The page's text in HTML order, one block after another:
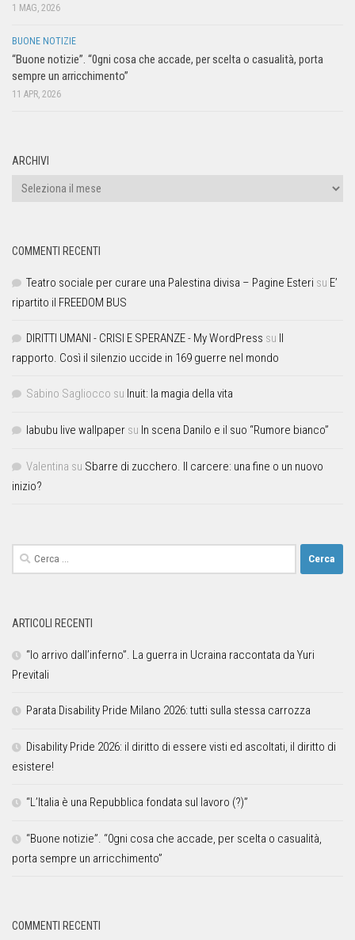
1 MAG, 2026
BUONE NOTIZIE
“Buone notizie”. “0gni cosa che accade, per scelta o casualità, porta
sempre un arricchimento”
11 APR, 2026
ARCHIVI
COMMENTI RECENTI
Teatro sociale per curare una Palestina divisa – Pagine Esteri su E’
ripartito il FREEDOM BUS
DIRITTI UMANI - CRISI E SPERANZE - My WordPress su Il
rapporto. Così il silenzio uccide in 169 guerre nel mondo
Sabino Sagliocco su Inuit: la magia della vita
labubu live wallpaper su In scena Danilo e il suo “Rumore bianco”
Valentina su Sbarre di zucchero. Il carcere: una fine o un nuovo
inizio?
ARTICOLI RECENTI
“Io arrivo dall’inferno”. La guerra in Ucraina raccontata da Yuri
Previtali
Parata Disability Pride Milano 2026: tutti sulla stessa carrozza
Disability Pride 2026: il diritto di essere visti ed ascoltati, il diritto di
esistere!
“L’Italia è una Repubblica fondata sul lavoro (?)”
“Buone notizie”. “0gni cosa che accade, per scelta o casualità,
porta sempre un arricchimento”
COMMENTI RECENTI